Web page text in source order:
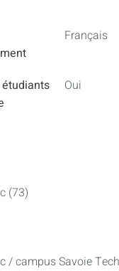
Français
Oui
(73)
/ campus Savoie